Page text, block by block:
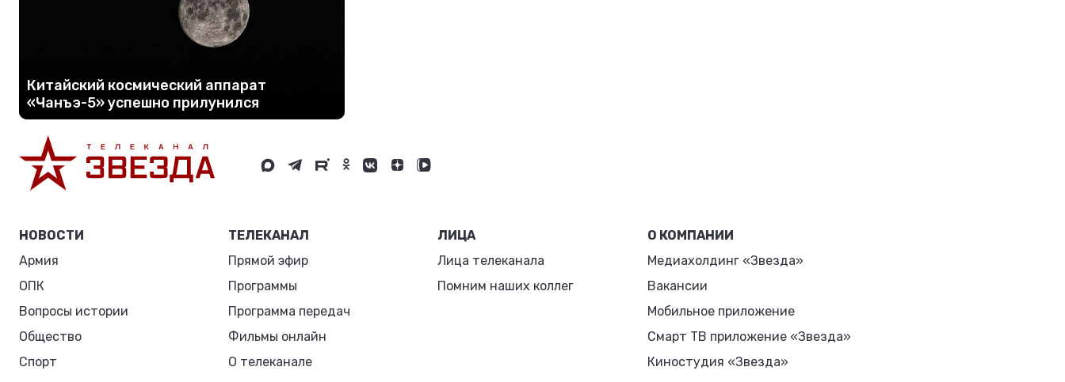
Китайский космический аппарат
«Чанъэ-5» успешно прилунился
НОВОСТИ
Армия
ОПК
Вопросы истории
Общество
Спорт
ТЕЛЕКАНАЛ
Прямой эфир
Программы
Программа передач
Фильмы онлайн
О телеканале
ЛИЦА
Лица телеканала
Помним наших коллег
О КОМПАНИИ
Медиахолдинг «Звезда»
Вакансии
Мобильное приложение
Смарт ТВ приложение «Звезда»
Киностудия «Звезда»